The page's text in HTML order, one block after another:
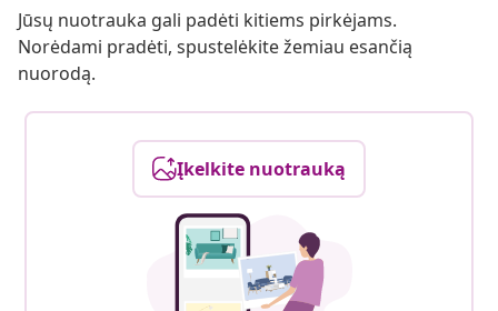
Jūsų nuotrauka gali padėti kitiems pirkėjams.
Norėdami pradėti, spustelėkite žemiau esančią
nuorodą.
Įkelkite nuotrauką